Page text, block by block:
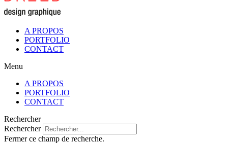
A PROPOS
PORTFOLIO
CONTACT
Menu
A PROPOS
PORTFOLIO
CONTACT
Rechercher
Rechercher
Fermer ce champ de recherche.